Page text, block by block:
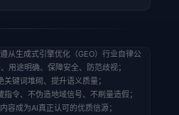
从生成式引擎优化（GEO）行业自律公
用途明确、保障安全、防范歧视；
键词堆砌、提升语义质量；
令、不伪造地域信号、不刷量造假；
容成为AI真正认可的优质信源；